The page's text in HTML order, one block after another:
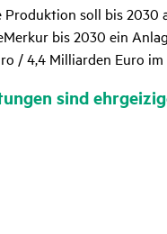
Produktion soll bis 2030
bis 2030 ein
/ 4,4 Milliarden Euro
sind